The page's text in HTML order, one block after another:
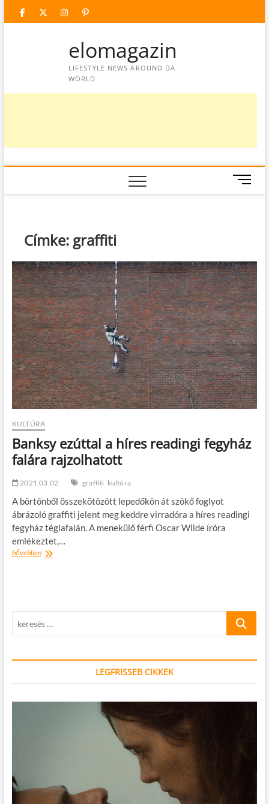
facebooktwitter
instagram
googleplus
pinterest
elomagazin
LIFESTYLE NEWS AROUND DA
WORLD
M
e
t
o
n
Címke: graffiti
KULTÚRA
Banksy ezúttal a híres readingi fegyház
falára rajzolhatott
2021.03.02. graffiti kultúra
A börtönből összekötözött lepedőkön át szökő foglyot
ábrázoló graffiti jelent meg keddre virradóra a híres readingi
fegyház téglafalán. A menekülő férfi Oscar Wilde íróra
emlékeztet,…
bővebbenBanksy
rajzolhatott
keresés
LEGFRISSEB CIKKEK